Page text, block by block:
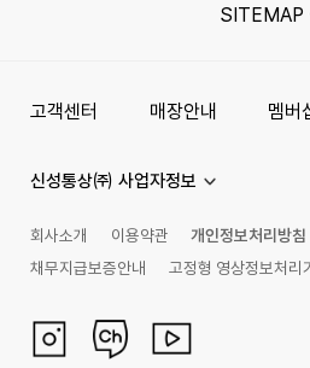
SITEMAP
고객센터 매장안내 멤버
신성통상㈜ 사업자정보
회사소개 이용약관
개인정보처리방침
채무지급보증안내
고정형 영상정보처리